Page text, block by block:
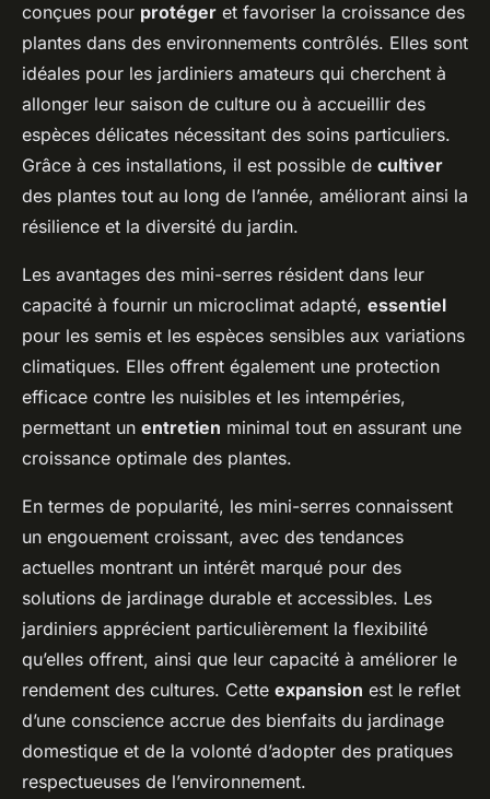
conçues pour protéger et favoriser la croissance des
plantes dans des environnements contrôlés. Elles sont
idéales pour les jardiniers amateurs qui cherchent à
allonger leur saison de culture ou à accueillir des
espèces délicates nécessitant des soins particuliers.
Grâce à ces installations, il est possible de cultiver
des plantes tout au long de l’année, améliorant ainsi la
résilience et la diversité du jardin.
Les avantages des mini-serres résident dans leur
capacité à fournir un microclimat adapté, essentiel
pour les semis et les espèces sensibles aux variations
climatiques. Elles offrent également une protection
efficace contre les nuisibles et les intempéries,
permettant un entretien minimal tout en assurant une
croissance optimale des plantes.
En termes de popularité, les mini-serres connaissent
un engouement croissant, avec des tendances
actuelles montrant un intérêt marqué pour des
solutions de jardinage durable et accessibles. Les
jardiniers apprécient particulièrement la flexibilité
qu’elles offrent, ainsi que leur capacité à améliorer le
rendement des cultures. Cette expansion est le reflet
d’une conscience accrue des bienfaits du jardinage
domestique et de la volonté d’adopter des pratiques
respectueuses de l’environnement.